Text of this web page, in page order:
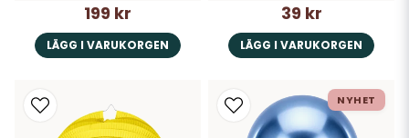
199 kr
LÄGG I VARUKORGEN
39 kr
LÄGG I VARUKORGEN
NYHET